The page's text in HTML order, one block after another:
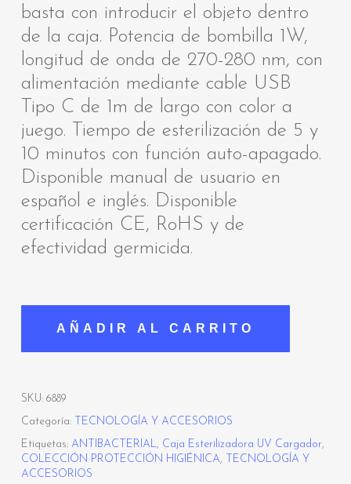
basta con introducir el objeto dentro
de la caja. Potencia de bombilla 1W,
longitud de onda de 270-280 nm, con
alimentación mediante cable USB
Tipo C de 1m de largo con color a
juego. Tiempo de esterilización de 5 y
10 minutos con función auto-apagado.
Disponible manual de usuario en
español e inglés. Disponible
certificación CE, RoHS y de
efectividad germicida.
AÑADIR AL CARRITO
SKU: 6889
Categoría:
TECNOLOGÍA Y ACCESORIOS
Etiquetas: ANTIBACTERIAL, Caja Esterilizadora UV Cargador,
COLECCIÓN PROTECCIÓN HIGIÉNICA,
TECNOLOGÍA Y
ACCESORIOS